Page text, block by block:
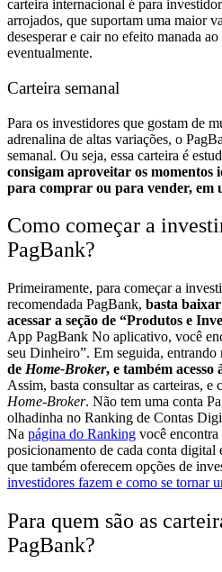
carteira internacional é para
arrojados, que suportam uma maior
desesperar e cair no efeito manada
eventualmente.
Carteira semanal
Para os investidores que gostam de
adrenalina de altas variações, o
semanal. Ou seja, essa carteira é
consigam aproveitar os momentos
para comprar ou para vender, em
Como começar a
PagBank?
Primeiramente, para começar a
recomendada PagBank, basta baixar
acessar a seção de “Produtos e
App PagBank No aplicativo, você
seu Dinheiro”. Em seguida, entrando
de Home-Broker, e também acesso
Assim, basta consultar as carteiras, e
Home-Broker. Não tem uma conta
olhadinha no Ranking de Contas
Na página do Ranking você
posicionamento de cada conta digital
que também oferecem opções de
investidores fazem e como se tornar
Para quem são as
PagBank?